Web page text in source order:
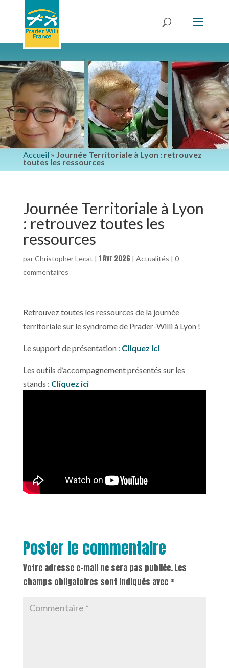
Accueil » Journée Territoriale à Lyon : retrouvez
toutes les ressources
Journée Territoriale à Lyon
: retrouvez toutes les
ressources
parChristopher Lecat | 1 Avr 2026 | Actualités | 0
commentaires
Retrouvez toutes les ressources de la journée
territoriale sur le syndrome de Prader-Willi à Lyon !
Le support de présentation : Cliquez ici
Les outils d’accompagnement présentés sur les
stands : Cliquez ici
Poster le commentaire
Votre adresse e-mail ne sera pas publiée.Les
champs obligatoires sont indiqués avec *